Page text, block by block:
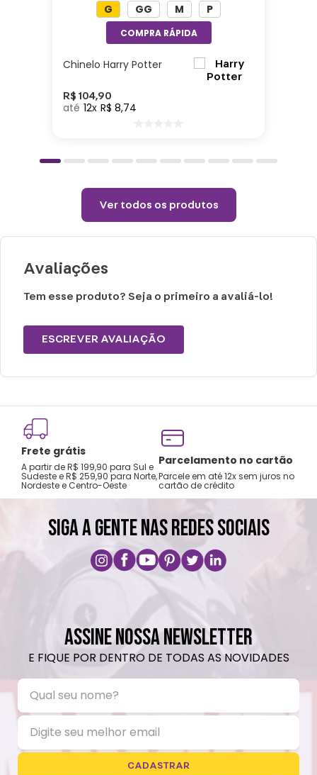
Balde: Material: Plástico| Medidas: 20,5 x
19,5| Capacidade: 5L
Uso recomendado e cuidados:
Não passar sobre a estampa
Temperatura máxima 110°C (sem vapor)
Temperatura máxima de lavagem de 30°C
Limpeza suave
Chinelo Harry Potter
R$ 104,90
12 R$ 8,74
G GG M P
Ver todos os produtos
Avaliações
Tem esse produto? Seja o primeiro a avaliá-lo!
ESCREVER AVALIAÇÃO
Frete grátis
A partir de R$ 199,90 para Sul e
Sudeste e R$ 259,90 para Norte,
Nordeste e Centro-Oeste
Parcelamento no cartão
Parcele em até 12x sem juros no
cartão de crédito
SIGA A GENTE NAS REDES SOCIAIS
ASSINE NOSSA NEWSLETTER
E FIQUE POR DENTRO DE TODAS AS NOVIDADES
CADASTRAR